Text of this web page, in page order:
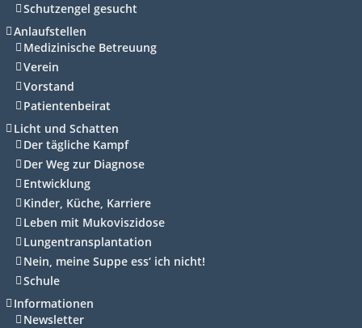
Schutzengel gesucht
Anlaufstellen
Medizinische Betreuung
Verein
Vorstand
Patientenbeirat
Licht und Schatten
Der tägliche Kampf
Der Weg zur Diagnose
Entwicklung
Kinder, Küche, Karriere
Leben mit Mukoviszidose
Lungentransplantation
Nein, meine Suppe ess‘ ich nicht!
Schule
Informationen
Newsletter